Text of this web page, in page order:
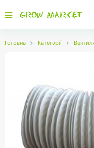
Головна Категорії